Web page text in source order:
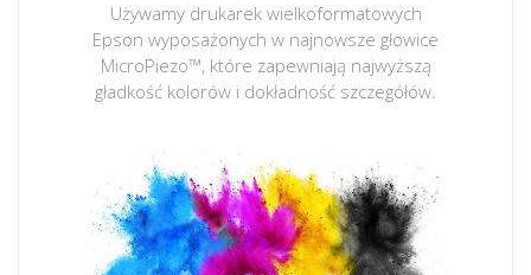
Używamy drukarek wielkoformatowych
Epson wyposażonych w najnowsze głowice
MicroPiezo™, które zapewniają najwyższą
gładkość kolorów i dokładność szczegółów.